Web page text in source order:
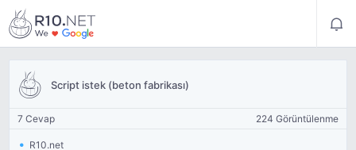
Script istek (beton fabrikası)
7 Cevap 224 Görüntülenme
R10.net